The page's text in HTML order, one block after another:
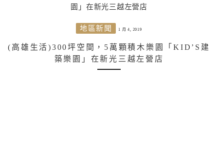
地區新聞 1 月 4, 2019
(高雄生活)300坪空間，5萬顆積木樂園「KID’S建
築樂園」在新光三越左營店